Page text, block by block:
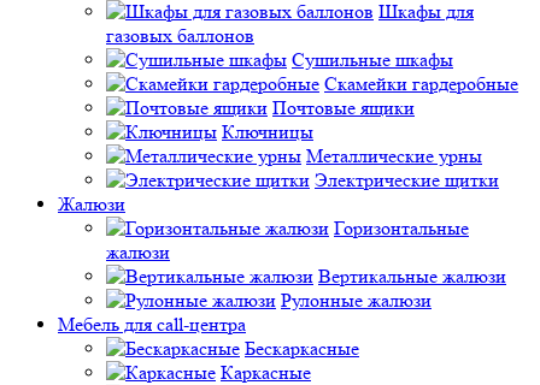
Шкафы для
газовых баллонов
Сушильные шкафы
Скамейки гардеробные
Почтовые ящики
Ключницы
Металлические урны
Электрические щитки
Жалюзи
Горизонтальные
жалюзи
Вертикальные жалюзи
Рулонные жалюзи
Мебель для call-центра
Бескаркасные
Каркасные